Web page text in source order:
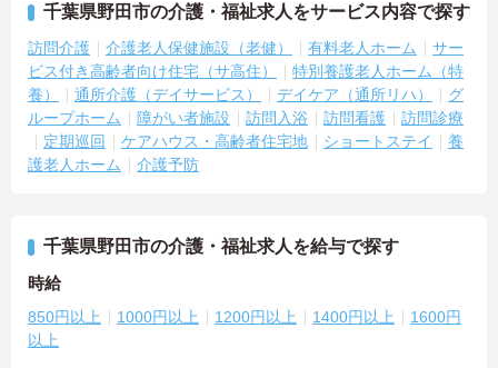
千葉県野田市の介護・福祉求人をサービス内容で探す
訪問介護 介護老人保健施設（老健） 有料老人ホーム
サー
ビス付き高齢者向け住宅（サ高住）
特別養護老人ホーム（特
養）
通所介護（デイサービス） デイケア（通所リハ）
グ
ループホーム
障がい者施設 訪問入浴 訪問看護
訪問診療
定期巡回
ケアハウス・高齢者住宅地 ショートステイ
養
護老人ホーム
介護予防
千葉県野田市の介護・福祉求人を給与で探す
時給
850円以上 1000円以上 1200円以上 1400円以上
1600円
以上